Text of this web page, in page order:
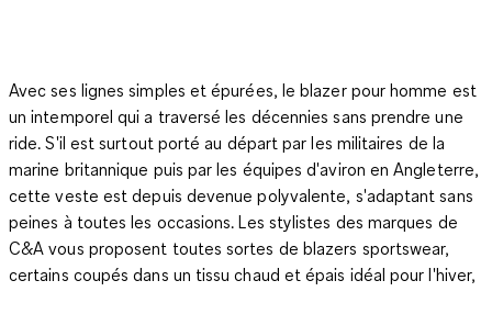
Avec ses lignes simples et épurées, le blazer pour homme est
un intemporel qui a traversé les décennies sans prendre une
ride. S'il est surtout porté au départ par les militaires de la
marine britannique puis par les équipes d'aviron en Angleterre,
cette veste est depuis devenue polyvalente, s'adaptant sans
peines à toutes les occasions. Les stylistes des marques de
C&A vous proposent toutes sortes de blazers sportswear,
certains coupés dans un tissu chaud et épais idéal pour l'hiver,